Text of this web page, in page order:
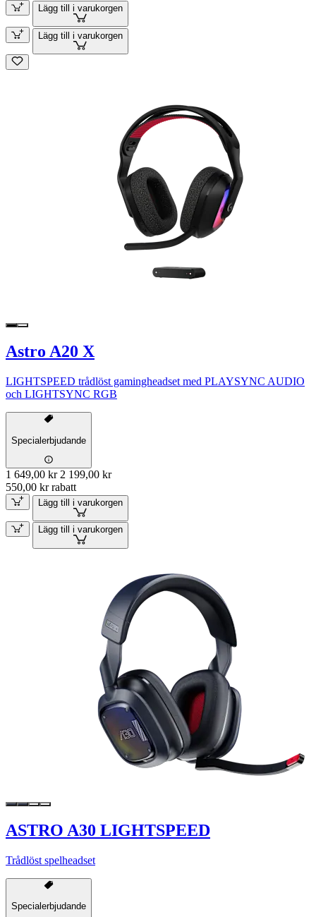
Lägg till i varukorgen
Lägg till i varukorgen
Astro A20 X
LIGHTSPEED trådlöst gamingheadset med PLAYSYNC AUDIO
och LIGHTSYNC RGB
Specialerbjudande
1 649,00 kr 2 199,00 kr
550,00 kr rabatt
Lägg till i varukorgen
Lägg till i varukorgen
ASTRO A30 LIGHTSPEED
Trådlöst spelheadset
Specialerbjudande